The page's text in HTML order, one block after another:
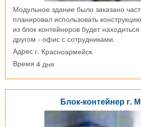
Модульное здание было заказано
планировал использовать
из блок контейнеров будет
другом - офис с сотрудниками.
Адрес г. Красноармейск
Время 4 дня
Блок-контейнер г.